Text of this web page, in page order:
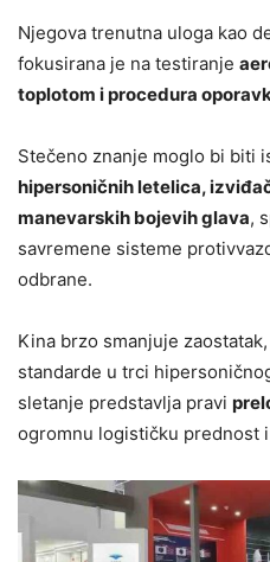
Njegova trenutna uloga kao
fokusirana je na testiranje
toplotom i procedura
Stečeno znanje moglo bi biti
hipersoničnih letelica,
manevarskih bojevih glava,
savremene sisteme
odbrane.
Kina brzo smanjuje
standarde u trci
sletanje predstavlja pravi
ogromnu logističku prednost